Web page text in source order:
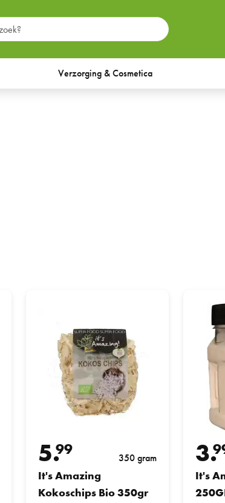
Verzorging & Cosmetica
5.99 350 gram
It's Amazing
Kokoschips Bio 350gr
3.
It's